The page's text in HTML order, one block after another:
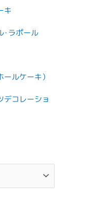
キ
･ラポール
ルケーキ）
デコレーショ